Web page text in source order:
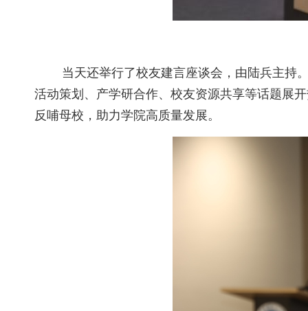
当天还举行了校友建言座谈会 ， 由 陆兵主持
活动策划、产学研合作、校友资源共享等话题展
反哺母校，助力学院高质量发展。